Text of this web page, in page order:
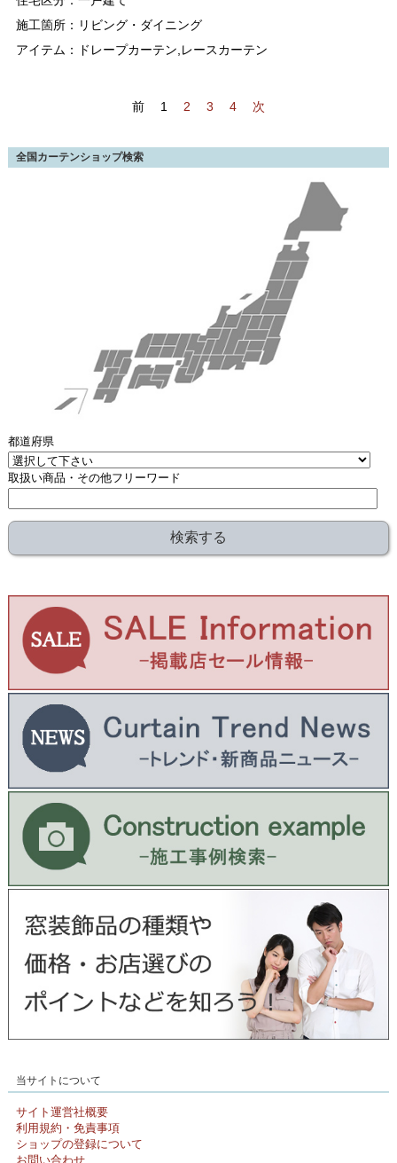
施工箇所：リビング・ダイニング
アイテム：ドレープカーテン,レースカーテン
前 1 2 3 4 次
全国カーテンショップ検索
都道府県
取扱い商品・その他フリーワード
当サイトについて
サイト運営社概要
利用規約・免責事項
ショップの登録について
お問い合わせ